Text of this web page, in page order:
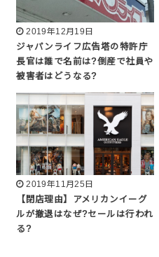
2019年12月19日
ジャパンライフ広告塔の特許庁
長官は誰で名前は?倒産で社員や
被害者はどうなる?
2019年11月25日
【閉店理由】アメリカンイーグ
ルが撤退はなぜ?セールは行われ
る?